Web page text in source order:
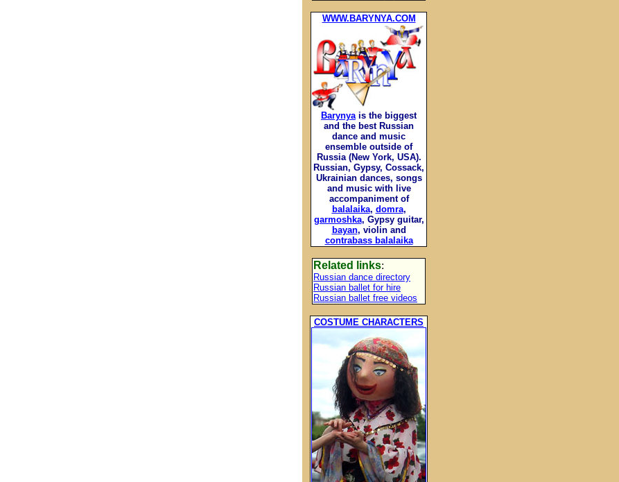
WWW.BARYNYA.COM
Barynya is the biggest
and the best Russian
dance and music
ensemble outside of
Russia (New York, USA).
Russian, Gypsy, Cossack,
Ukrainian dances, songs
and music with live
accompaniment of
balalaika, domra,
garmoshka, Gypsy guitar,
bayan, violin and
contrabass balalaika
Related links:
Russian dance directory
Russian ballet for hire
Russian ballet free videos
COSTUME CHARACTERS